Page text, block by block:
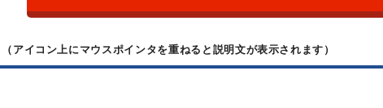
（アイコン上にマウスポインタを重ねると説明文が表示されます）